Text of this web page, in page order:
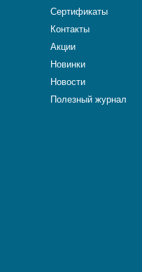
Сертификаты
Контакты
Акции
Новинки
Новости
Полезный журнал